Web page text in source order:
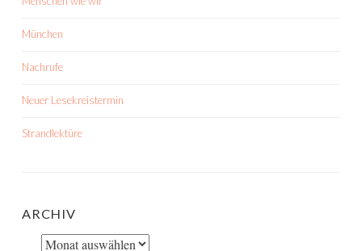
München
Nachrufe
Neuer Lesekreistermin
Strandlektüre
ARCHIV
Archiv